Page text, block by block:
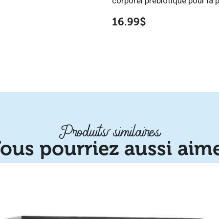
16.99$
Produits similaires
pourriez aussi